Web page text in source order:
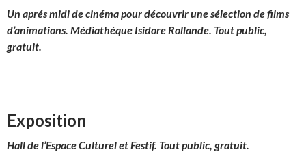
Un aprés midi de cinéma pour découvrir une sélection de films
d’animations. Médiathéque Isidore Rollande. Tout public,
gratuit.
Exposition
Hall de l’Espace Culturel et Festif. Tout public, gratuit.